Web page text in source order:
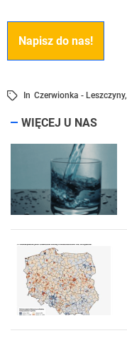
Napisz do nas!
In Czerwionka - Leszczyny,
WIĘCEJ U NAS